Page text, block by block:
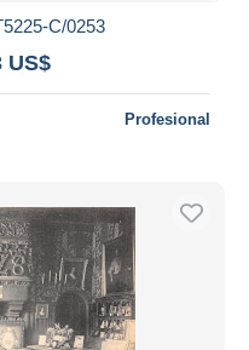
C/0253
US$
Profesional